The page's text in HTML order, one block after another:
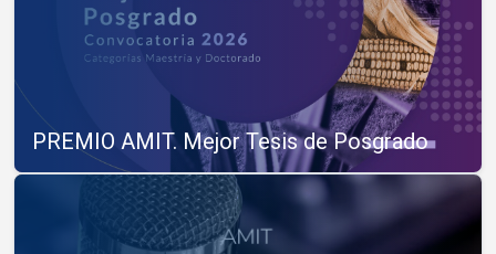
PREMIO AMIT. Mejor Tesis de Posgrado